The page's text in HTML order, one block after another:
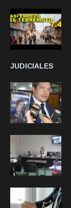
JUDICIALES